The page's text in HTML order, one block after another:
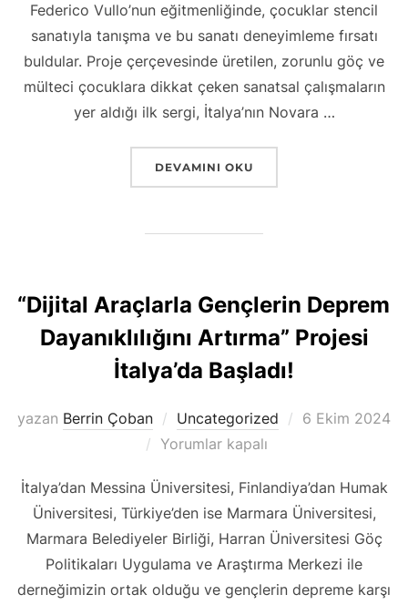
Federico Vullo’nun eğitmenliğinde, çocuklar stencil
sanatıyla tanışma ve bu sanatı deneyimleme fırsatı
buldular. Proje çerçevesinde üretilen, zorunlu göç ve
mülteci çocuklara dikkat çeken sanatsal çalışmaların
yer aldığı ilk sergi, İtalya’nın Novara …
“BALKAN ROTASI ÇOCUKLARI
DEVAMINI OKU
“Dijital Araçlarla Gençlerin Deprem
Dayanıklılığını Artırma” Projesi
İtalya’da Başladı!
yazan Berrin Çoban Uncategorized
Yayımlanma
6 Ekim 2024
Yorumlar kapalı
İtalya’dan Messina Üniversitesi, Finlandiya’dan Humak
Üniversitesi, Türkiye’den ise Marmara Üniversitesi,
Marmara Belediyeler Birliği, Harran Üniversitesi Göç
Politikaları Uygulama ve Araştırma Merkezi ile
derneğimizin ortak olduğu ve gençlerin depreme karşı